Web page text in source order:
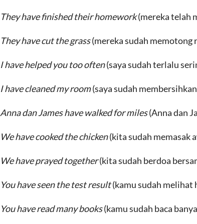
They have finished their homework(mereka telah
They have cut the grass(mereka sudah memotong
I have helped you too often(saya sudah terlalu
I have cleaned my room(saya sudah
Anna dan James have walked for miles(Anna dan
We have cooked the chicken(kita sudah memasak
We have prayed together(kita sudah berdoa
You have seen the test result(kamu sudah melihat
You have read many books(kamu sudah baca